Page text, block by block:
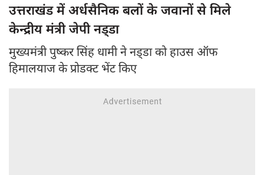
उत्तराखंड में अर्धसैनिक बलों के जवानों से मिले
केन्द्रीय मंत्री जेपी नड्‍डा
मुख्‍यमंत्री पुष्कर सिंह धामी ने नड्‍डा को हाउस ऑफ
हिमालयाज के प्रोडक्ट भेंट किए